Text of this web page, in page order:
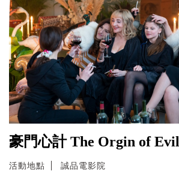
豪門心計 The Orgin of Evil
活動地點
誠品電影院